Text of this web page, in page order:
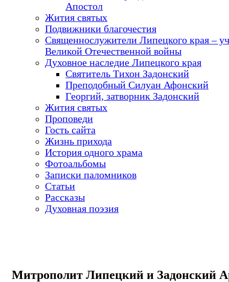
Апостол
Жития святых
Подвижники благочестия
Священнослужители Липецкого края –
Великой Отечественной войны
Духовное наследие Липецкого края
Святитель Тихон Задонский
Преподобный Силуан Афонский
Георгий, затворник Задонский
Жития святых
Проповеди
Гость сайта
Жизнь прихода
История одного храма
Фотоальбомы
Записки паломников
Статьи
Рассказы
Духовная поэзия
Митрополит Липецкий и Задонский